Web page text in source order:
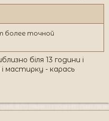
более точной
біля 13 години і
і мастирку - карась